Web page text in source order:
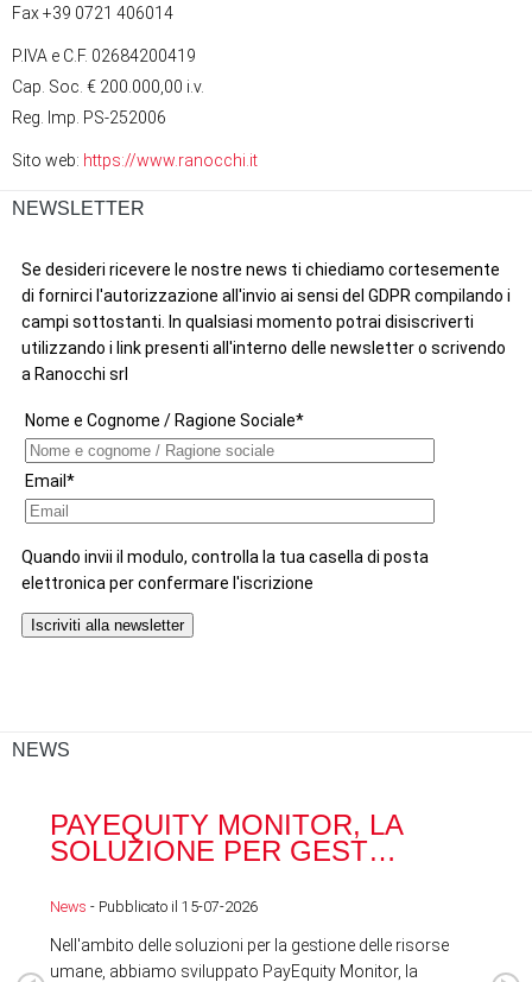
Fax +39 0721 406014
P.IVA e C.F. 02684200419
Cap. Soc. € 200.000,00 i.v.
Reg. Imp. PS-252006
Sito web: https://www.ranocchi.it
NEWSLETTER
NEWS
PAYEQUITY MONITOR, LA
SOLUZIONE PER GEST…
News - Pubblicato il 15-07-2026
Nell'ambito delle soluzioni per la gestione delle risorse
umane, abbiamo sviluppato PayEquity Monitor, la